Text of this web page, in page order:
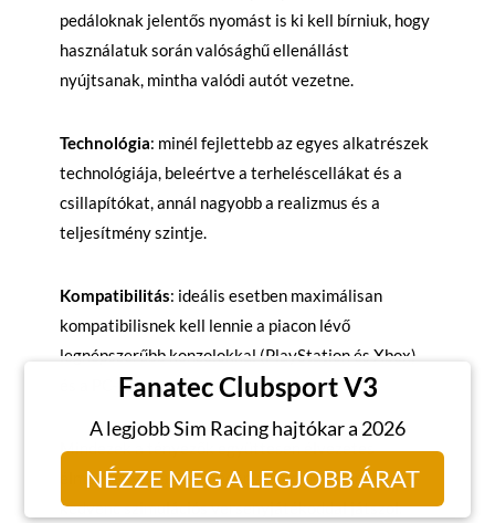
pedáloknak jelentős nyomást is ki kell bírniuk, hogy
használatuk során valósághű ellenállást
nyújtsanak, mintha valódi autót vezetne.
Technológia: minél fejlettebb az egyes alkatrészek
technológiája, beleértve a terheléscellákat és a
csillapítókat, annál nagyobb a realizmus és a
teljesítmény szintje.
Kompatibilitás: ideális esetben maximálisan
kompatibilisnek kell lennie a piacon lévő
legnépszerűbb konzolokkal (PlayStation és Xbox)
és a PC-vel.
Mindezek a tényezők együttesen élvezetes
élményt nyújtanak minden alkalommal, amikor
kedvenc szimulációs versenyjátékoddal játszol.
Fanatec Clubsport V3
A legjobb Sim Racing hajtókar a 2026
NÉZZE MEG A LEGJOBB ÁRAT